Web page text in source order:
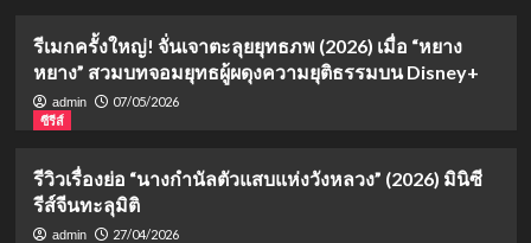
รีเมกครั้งใหญ่! จั่นเจาตะลุยยุทธภพ (2026) เมื่อ “หยาง
หยาง” สวมบทจอมยุทธผู้ผดุงความยุติธรรมบน Disney+
admin
07/05/2026
ซีรีส์
รีวิวเรื่องย่อ “นางกำนัลตัวแสบแห่งวังหลวง” (2026) มินิซี
รีส์จีนทะลุมิติ
admin 27/04/2026